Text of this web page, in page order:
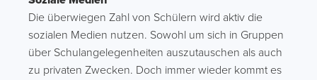
Die überwiegen Zahl von Schülern wird aktiv die
sozialen Medien nutzen. Sowohl um sich in Gruppen
über Schulangelegenheiten auszutauschen als auch
zu privaten Zwecken. Doch immer wieder kommt es